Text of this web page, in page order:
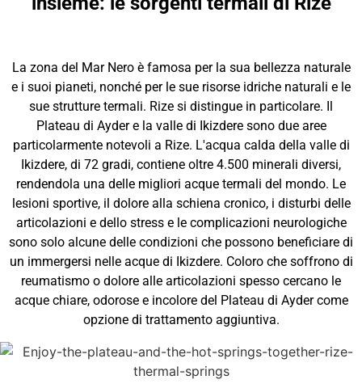
La zona del Mar Nero è famosa per la sua bellezza naturale
e i suoi pianeti, nonché per le sue risorse idriche naturali e le
sue strutture termali. Rize si distingue in particolare. Il
Plateau di Ayder e la valle di Ikizdere sono due aree
particolarmente notevoli a Rize. L'acqua calda della valle di
Ikizdere, di 72 gradi, contiene oltre 4.500 minerali diversi,
rendendola una delle migliori acque termali del mondo. Le
lesioni sportive, il dolore alla schiena cronico, i disturbi delle
articolazioni e dello stress e le complicazioni neurologiche
sono solo alcune delle condizioni che possono beneficiare di
un immergersi nelle acque di Ikizdere. Coloro che soffrono di
reumatismo o dolore alle articolazioni spesso cercano le
acque chiare, odorose e incolore del Plateau di Ayder come
opzione di trattamento aggiuntiva.